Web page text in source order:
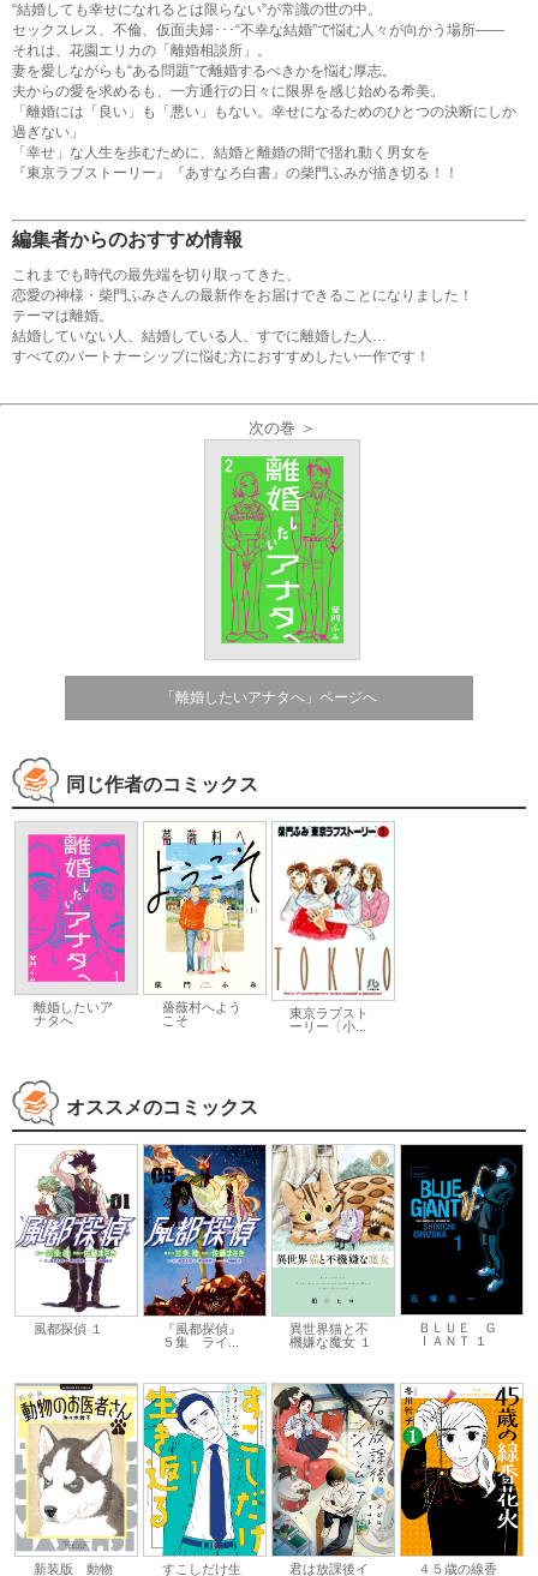
“結婚しても幸せになれるとは限らない”が常識の世の中。
セックスレス、不倫、仮面夫婦･･･“不幸な結婚”で悩む人々が向かう場所――
それは、花園エリカの「離婚相談所」。
妻を愛しながらも“ある問題”で離婚するべきかを悩む厚志。
夫からの愛を求めるも、一方通行の日々に限界を感じ始める希美。
「離婚には「良い」も「悪い」もない。幸せになるためのひとつの決断にしか
過ぎない」
「幸せ」な人生を歩むために、結婚と離婚の間で揺れ動く男女を
『東京ラブストーリー』『あすなろ白書』の柴門ふみが描き切る！！
編集者からのおすすめ情報
これまでも時代の最先端を切り取ってきた、
恋愛の神様・柴門ふみさんの最新作をお届けできることになりました！
テーマは離婚。
結婚していない人、結婚している人、すでに離婚した人…
すべてのパートナーシップに悩む方におすすめしたい一作です！
次の巻 ＞
「離婚したいアナタへ」ページへ
同じ作者のコミックス
離婚したいア
ナタへ
薔薇村へよう
こそ
東京ラブスト
ーリー〔小...
オススメのコミックス
風都探偵 １
『風都探偵』
５集 ライ...
異世界猫と不
機嫌な魔女 １
ＢＬＵＥ Ｇ
ＩＡＮＴ １
新装版 動物
すこしだけ生
君は放課後イ
４５歳の線香